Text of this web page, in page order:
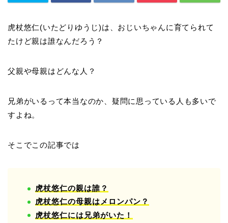
虎杖悠仁(いたどりゆうじ)は、おじいちゃんに育てられて
たけど親は誰なんだろう？
父親や母親はどんな人？
兄弟がいるって本当なのか、疑問に思っている人も多いで
すよね。
そこでこの記事では
虎杖悠仁の親は誰？
虎杖悠仁の母親はメロンパン？
虎杖悠仁には兄弟がいた！